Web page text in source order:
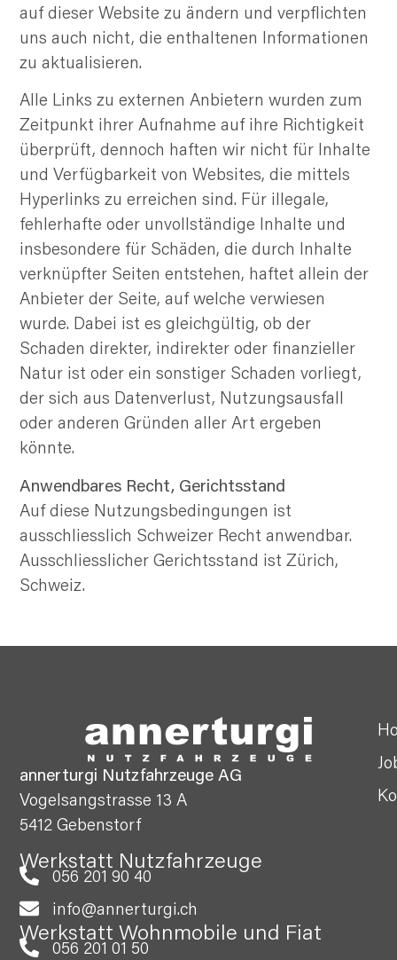
auf dieser Website zu ändern und verpflichten
uns auch nicht, die enthaltenen Informationen
zu aktualisieren.
Alle Links zu externen Anbietern wurden zum
Zeitpunkt ihrer Aufnahme auf ihre Richtigkeit
überprüft, dennoch haften wir nicht für Inhalte
und Verfügbarkeit von Websites, die mittels
Hyperlinks zu erreichen sind. Für illegale,
fehlerhafte oder unvollständige Inhalte und
insbesondere für Schäden, die durch Inhalte
verknüpfter Seiten entstehen, haftet allein der
Anbieter der Seite, auf welche verwiesen
wurde. Dabei ist es gleichgültig, ob der
Schaden direkter, indirekter oder finanzieller
Natur ist oder ein sonstiger Schaden vorliegt,
der sich aus Datenverlust, Nutzungsausfall
oder anderen Gründen aller Art ergeben
könnte.
Anwendbares Recht, Gerichtsstand
Auf diese Nutzungsbedingungen ist
ausschliesslich Schweizer Recht anwendbar.
Ausschliesslicher Gerichtsstand ist Zürich,
Schweiz.
annerturgi Nutzfahrzeuge AG
Vogelsangstrasse 13 A
5412 Gebenstorf
Werkstatt Nutzfahrzeuge
056 201 90 40
info@annerturgi.ch
Werkstatt Wohnmobile und Fiat
056 201 01 50